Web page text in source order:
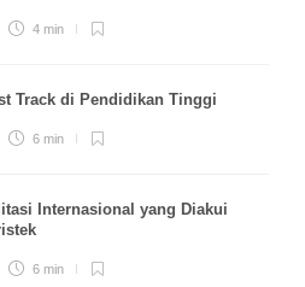
4 min
Track di Pendidikan Tinggi
6 min
Internasional yang Diakui
6 min